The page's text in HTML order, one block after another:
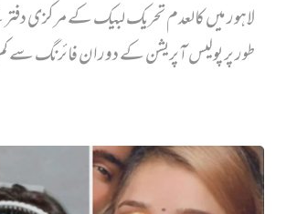
لاہور میں کالعدم تحریک لبیک کے مرکزی
طور پر پولیس آپریشن کے دوران فائرنگ سے